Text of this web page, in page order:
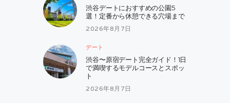
渋谷デートにおすすめの公園5
選！定番から休憩できる穴場まで
2026年8月7日
デート
渋谷〜原宿デート完全ガイド！1日
で満喫するモデルコースとスポッ
ト
2026年8月7日